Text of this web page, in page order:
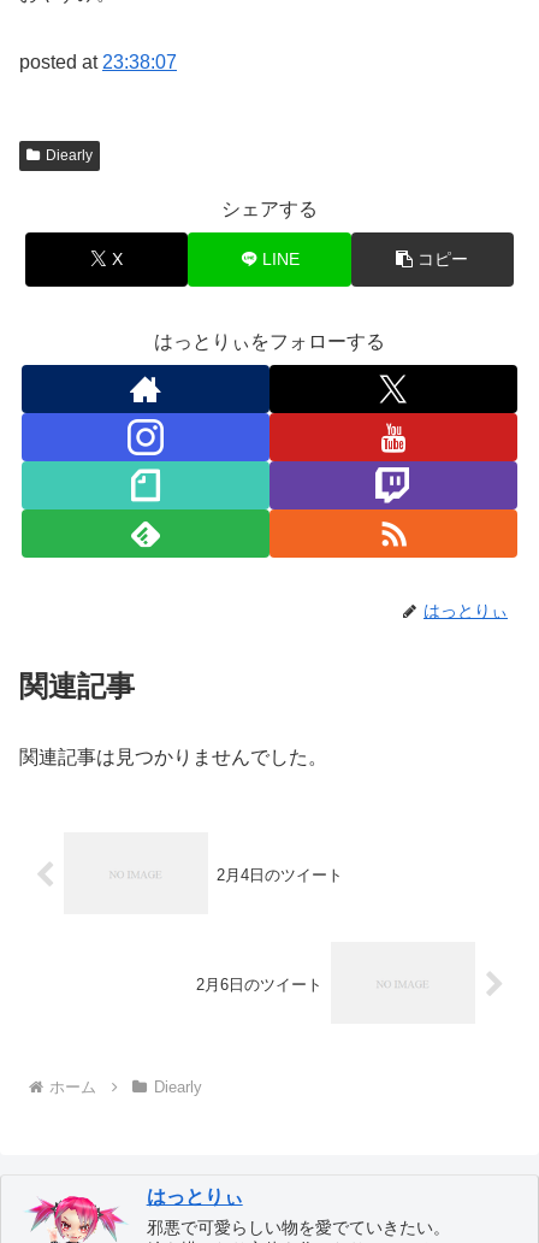
posted at 23:38:07
Diearly
シェアする
X LINE コピー
はっとりぃをフォローする
はっとりぃ
関連記事
関連記事は見つかりませんでした。
2月4日のツイート
2月6日のツイート
ホーム Diearly
はっとりぃ
邪悪で可愛らしい物を愛でていきたい。